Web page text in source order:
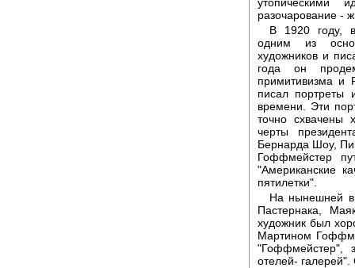
разочарование -
В 1920 году,
одним из
художников и
года он
примитивизма и
писал портреты
времени. Эти
точно схвачены
черты
Бернарда Шоу,
Гоффмейстер
"Американские
пятилетки".
На нынешней
Пастернака,
художник был
Мартином
"Гоффмейстер",
отелей-